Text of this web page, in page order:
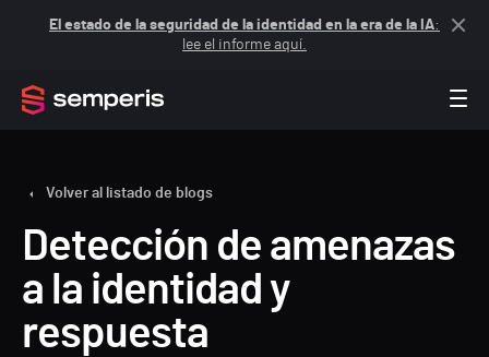
El estado de la seguridad de la identidad en la era de la IA:
lee el informe aquí.
Volver al listado de blogs
Detección de amenazas
a la identidad y
respuesta